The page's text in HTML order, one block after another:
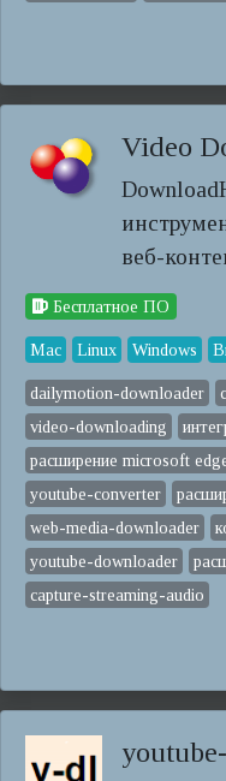
Video
веб-
Бесплатное ПО
Mac Linux Windows
dailymotion-downloader
video-downloading
расширение microsoft
youtube-converter
web-media-downloader
youtube-downloader
capture-streaming-audio